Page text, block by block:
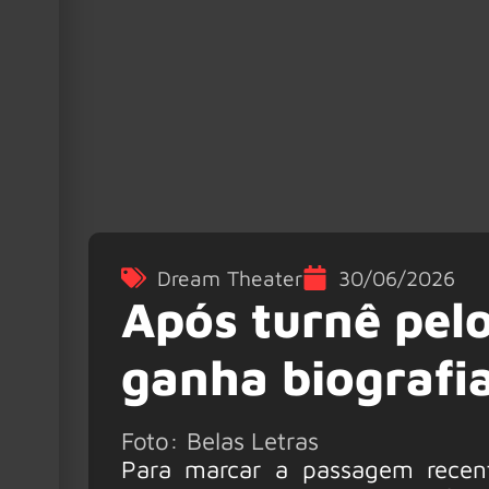
Dream Theater 30/06/2026
Após turnê
ganha
Foto: Belas Letras
Para marcar a passagem